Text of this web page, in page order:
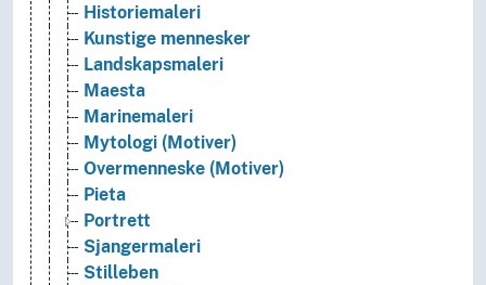
Historiemaleri
Kunstige mennesker
Landskapsmaleri
Maesta
Marinemaleri
Mytologi (Motiver)
Overmenneske (Motiver)
Pieta
Portrett
Sjangermaleri
Stilleben